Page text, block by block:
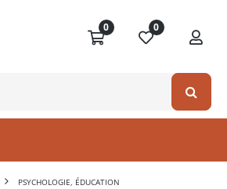
0 0
PSYCHOLOGIE, ÉDUCATION